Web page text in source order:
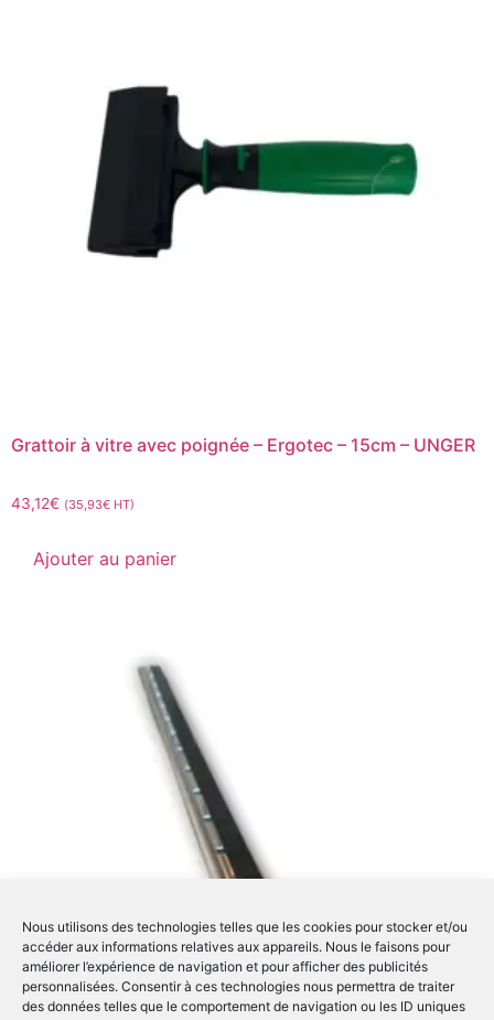
Nous utilisons des technologies telles que les cookies pour stocker et/ou
accéder aux informations relatives aux appareils. Nous le faisons pour
améliorer l’expérience de navigation et pour afficher des publicités
personnalisées. Consentir à ces technologies nous permettra de traiter
des données telles que le comportement de navigation ou les ID uniques
Grattoir à vitre avec poignée – Ergotec – 15cm – UNGER
43,12€ (35,93€ HT)
Ajouter au panier